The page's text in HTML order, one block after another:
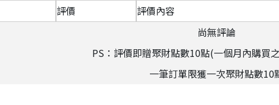
評價
評價內容
尚無評論
PS：評價即贈聚財點數10點(一個月內購買
一筆訂單限獲一次聚財點數10